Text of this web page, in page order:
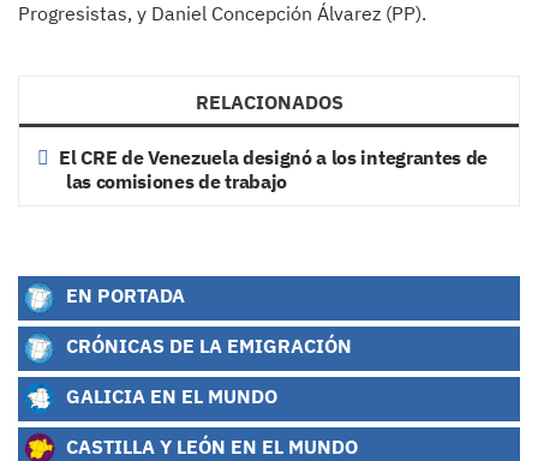
Progresistas, y Daniel Concepción Álvarez (PP).
RELACIONADOS
El CRE de Venezuela designó a los integrantes de
las comisiones de trabajo
EN PORTADA
CRÓNICAS DE LA EMIGRACIÓN
GALICIA EN EL MUNDO
CASTILLA Y LEÓN EN EL MUNDO